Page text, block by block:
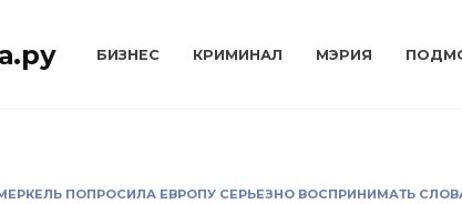
БИЗНЕС КРИМИНАЛ МЭРИЯ
ПОПРОСИЛА ЕВРОПУ СЕРЬЕЗНО ВОСПРИНИМАТЬ